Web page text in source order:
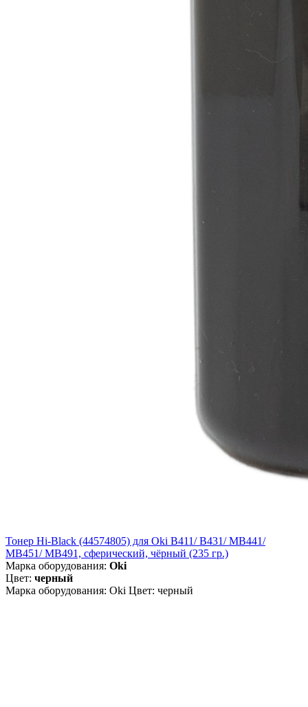
Тонер Hi-Black (44574805) для Oki B411/ B431/ MB441/
MB451/ MB491, сферический, чёрный (235 гр.)
Марка оборудования: Oki
Цвет: черный
Марка оборудования: Oki Цвет: черный